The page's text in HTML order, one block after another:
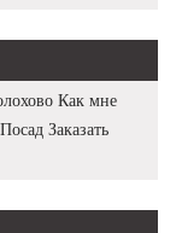
Как мне
Заказать